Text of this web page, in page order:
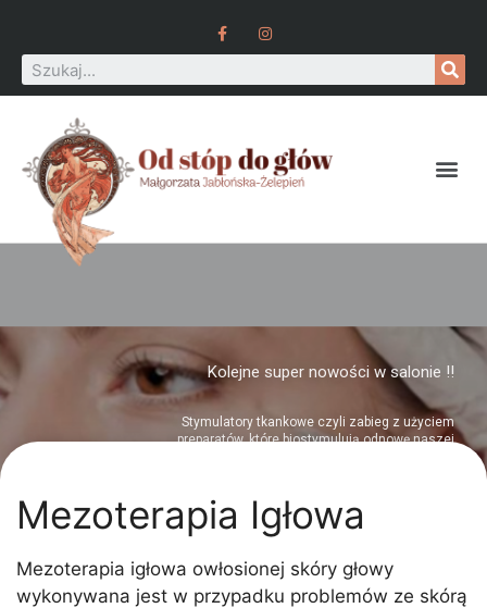
Kolejne super nowości w salonie !!
Stymulatory tkankowe czyli zabieg z użyciem
preparatów, które biostymulują odnowę naszej
cenie dwóch
umów się na zabieg
Mezoterapia Igłowa
Mezoterapia igłowa owłosionej skóry głowy
wykonywana jest w przypadku problemów ze skórą